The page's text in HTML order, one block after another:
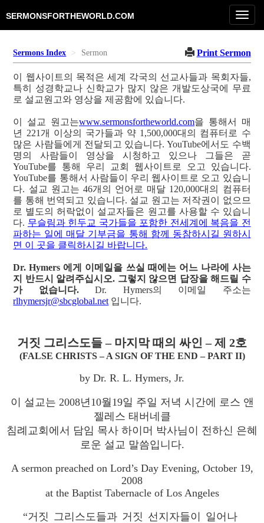
SERMONSFORTHEWORLD.COM
Sermons Index Sermon Print Sermon
이 웹사이트의 목적은 세계 각국의 선교사들과 목회자들,
특히 성경학교나 신학교가 많지 않은 개발도상국에 무료
로 설교원고와 영상을 제공함에 있습니다.
이 설교 원고는www.sermonsfortheworld.com을 통해서 매
년 221개 이상의 국가들과 약 1,500,000대의 컴퓨터로 수
많은 사람들에게 전달되고 있습니다. YouTube에서도 수백
명의 사람들이 영상을 시청하고 있으나 그들은 곧
YouTube를 통해 우리 교회 웹사이트로 오고 있습니다.
YouTube를 통해서 사람들이 우리 웹사이트로 오고 있습니
다. 설교 원고는 46개의 언어로 매달 120,000대의 컴퓨터
를 통해 번역되고 있습니다. 설교 원고는 저작권이 없으므
로 별도의 허락없이 설교자들은 원고를 사용할 수 있습니
다. 무슬림과 힌두교 국가들을 포함한 전세계에 복음을 전
파하는 일에 매달 기부금을 통해 함께 동참하시길 원하시
면 이 곳을 클릭하시길 바랍니다.
Dr. Hymers 에게 이메일을 쓰실 때에는 어느 나라에 사는
지 반드시 알려주십시오. 그렇지 않으면 답장을 해드릴 수
가 없습니다.Dr. Hymers의 이메일 주소는
rlhymersjr@sbcglobal.net 입니다.
거짓 그리스도들 – 마지막 때의 싸인 – 제 2호
(FALSE CHRISTS – A SIGN OF THE END – PART II)
by Dr. R. L. Hymers, Jr.
이 설교는 2008년10월19일 주일 저녁 시간에 로스 앤
젤레스 태버네클
침례교회에서 담임 목사 하이머 박사님이 전하신 은혜
로운 설교 말씀입니다.
A sermon preached on Lord’s Day Evening, October 19,
2008
at the Baptist Tabernacle of Los Angeles
“거짓 그리스도들과 거짓 선지자들이 일어나